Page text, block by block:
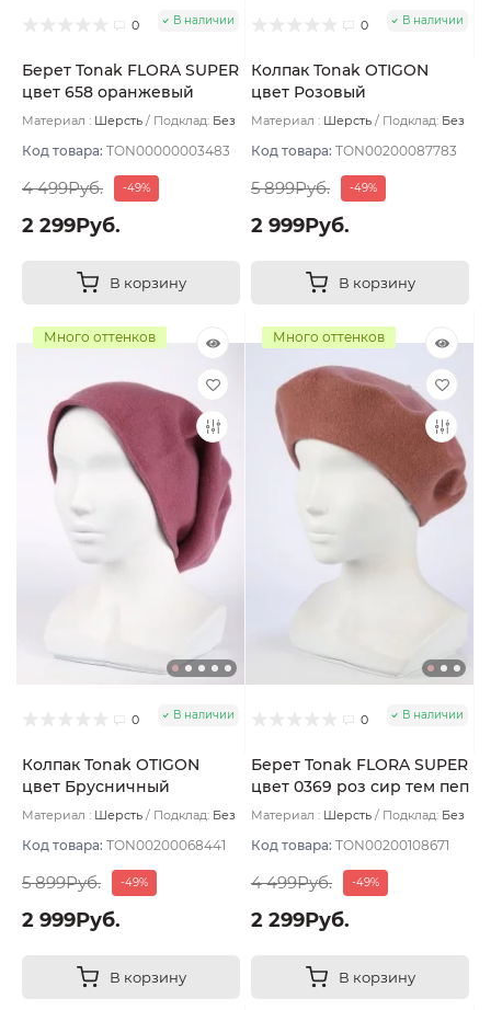
0 В наличии
Берет Tonak FLORA SUPER
цвет 658 оранжевый
Материал : Шерсть Подклад: Без
Код товара: TON00000003483
4 499Руб. -49%
2 299Руб.
В корзину
0 В наличии
Колпак Tonak OTIGON
цвет Розовый
Материал : Шерсть Подклад: Без
Код товара: TON00200087783
5 899Руб. -49%
2 999Руб.
В корзину
Много оттенков
0 В наличии
Колпак Tonak OTIGON
цвет Брусничный
Материал : Шерсть Подклад: Без
Код товара: TON00200068441
5 899Руб. -49%
2 999Руб.
В корзину
Много оттенков
0 В наличии
Берет Tonak FLORA SUPER
цвет 0369 роз сир тем пеп
Материал : Шерсть Подклад: Без
Код товара: TON00200108671
4 499Руб. -49%
2 299Руб.
В корзину